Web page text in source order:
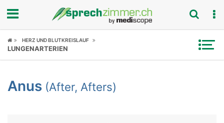
Fokus
Symptome
HERZ UND BLUTKREISLAUF
LUNGENARTERIEN
Anus (After, Afters)